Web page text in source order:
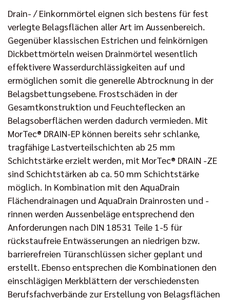
Drain- / Einkornmörtel eignen sich bestens für fest
verlegte Belagsflächen aller Art im Aussenbereich.
Gegenüber klassischen Estrichen und feinkörnigen
Dickbettmörteln weisen Drainmörtel wesentlich
effektivere Wasserdurchlässigkeiten auf und
ermöglichen somit die generelle Abtrocknung in der
Belagsbettungsebene. Frostschäden in der
Gesamtkonstruktion und Feuchteflecken an
Belagsoberflächen werden dadurch vermieden. Mit
MorTec® DRAIN-EP können bereits sehr schlanke,
tragfähige Lastverteilschichten ab 25 mm
Schichtstärke erzielt werden, mit MorTec® DRAIN -ZE
sind Schichtstärken ab ca. 50 mm Schichtstärke
möglich. In Kombination mit den AquaDrain
Flächendrainagen und AquaDrain Drainrosten und -
rinnen werden Aussenbeläge entsprechend den
Anforderungen nach DIN 18531 Teile 1-5 für
rückstaufreie Entwässerungen an niedrigen bzw.
barrierefreien Türanschlüssen sicher geplant und
erstellt. Ebenso entsprechen die Kombinationen den
einschlägigen Merkblättern der verschiedensten
Berufsfachverbände zur Erstellung von Belagsflächen